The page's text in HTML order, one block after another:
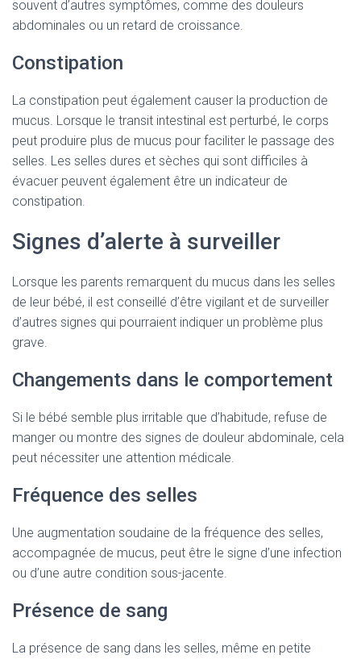
souvent d’autres symptômes, comme des douleurs
abdominales ou un retard de croissance.
Constipation
La constipation peut également causer la production de
mucus. Lorsque le transit intestinal est perturbé, le corps
peut produire plus de mucus pour faciliter le passage des
selles. Les selles dures et sèches qui sont difficiles à
évacuer peuvent également être un indicateur de
constipation.
Signes d’alerte à surveiller
Lorsque les parents remarquent du mucus dans les selles
de leur bébé, il est conseillé d’être vigilant et de surveiller
d’autres signes qui pourraient indiquer un problème plus
grave.
Changements dans le comportement
Si le bébé semble plus irritable que d’habitude, refuse de
manger ou montre des signes de douleur abdominale, cela
peut nécessiter une attention médicale.
Fréquence des selles
Une augmentation soudaine de la fréquence des selles,
accompagnée de mucus, peut être le signe d’une infection
ou d’une autre condition sous-jacente.
Présence de sang
La présence de sang dans les selles, même en petite